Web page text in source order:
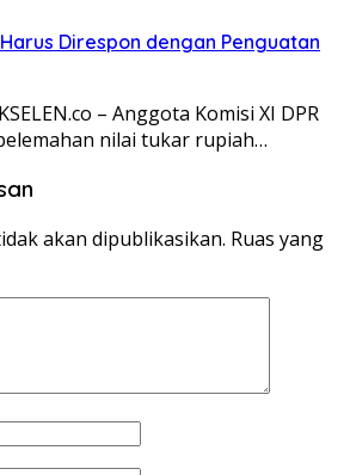
Direspon dengan Penguatan
– Anggota Komisi XI DPR
nilai tukar rupiah…
akan dipublikasikan. Ruas yang